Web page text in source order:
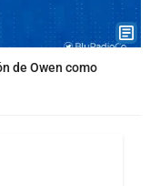
de Owen como